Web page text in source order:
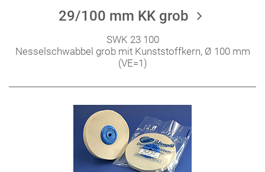
29/100 mm KK grob
SWK 23 100
Nesselschwabbel grob mit Kunststoffkern, Ø 100 mm
(VE=1)